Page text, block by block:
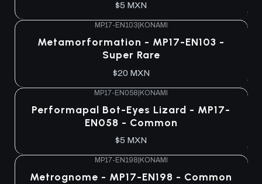
$5 MXN
MP17-EN103 KONAMI
Metamorformation - MP17-EN103 -
Super Rare
$20 MXN
MP17-EN058|KONAMI
Performapal Bot-Eyes Lizard - MP17-
EN058 - Common
$5 MXN
MP17-EN198 KONAMI
Metrognome - MP17-EN198 - Common